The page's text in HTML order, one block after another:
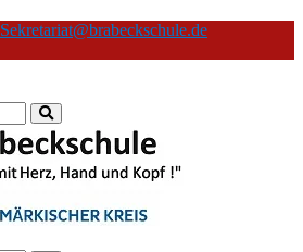
Sekretariat@brabeckschule.de